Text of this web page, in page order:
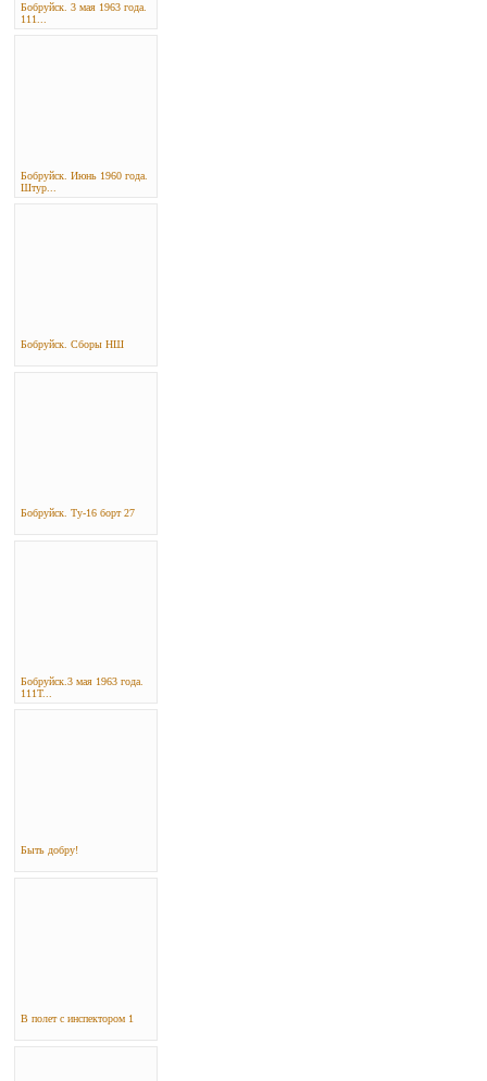
Бобруйск. 3 мая 1963 года.
111...
Бобруйск. Июнь 1960 года.
Штур...
Бобруйск. Сборы НШ
Бобруйск. Ту-16 борт 27
Бобруйск.3 мая 1963 года.
111Т...
Быть добру!
В полет с инспектором 1